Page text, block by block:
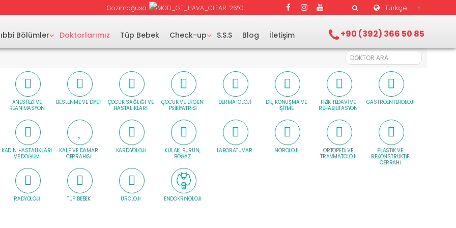
Gazimağusa 26°C Türkçe
+90 (392) 366 50 85
Bölümler Doktorlarımız Tüp Bebek Check-up S.S.S Blog İletişim
ANESTEZI VE
REANIMASYON
BESLENME VE DIYET
ÇOCUK SAĞLIĞI VE
HASTALIKLARI
ÇOCUK VE ERGEN
PSIKIYATRISI
DERMATOLOJI
DIL, KONUŞMA VE
İŞITME
FIZIK TEDAVI VE
REHABILITASYON
GASTROENTEROLOJI
KADIN HASTALIKLARI
VE DOĞUM
KALP VE DAMAR
CERRAHISI
KARDIYOLOJI
KULAK, BURUN,
BOĞAZ
LABORATUVAR NÖROLOJI
ORTOPEDI VE
TRAVMATOLOJI
PLASTIK VE
REKONSTRÜKTIF
CERRAHI
RADYOLOJI TÜP BEBEK ÜROLOJI ENDOKRINOLOJI